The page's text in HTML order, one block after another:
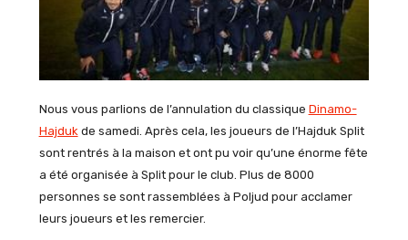
Nous vous parlions de l’annulation du classique Dinamo-
Hajdukde samedi. Après cela, les joueurs de l’Hajduk Split
sont rentrés à la maison et ont pu voir qu’une énorme fête
a été organisée à Split pour le club. Plus de 8000
personnes se sont rassemblées à Poljud pour acclamer
leurs joueurs et les remercier.